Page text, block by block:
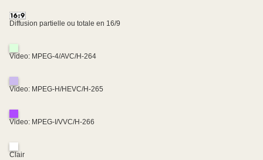
Diffusion partielle ou totale en 16/9
Video: MPEG-4/AVC/H-264
Video: MPEG-H/HEVC/H-265
Video: MPEG-I/VVC/H-266
Clair